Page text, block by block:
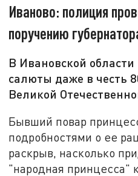
Иваново: полиция
поручению
В Ивановской
салюты даже в честь
Великой
Бывший повар
подробностями о ее
раскрыв, насколько
"народная принцесса"